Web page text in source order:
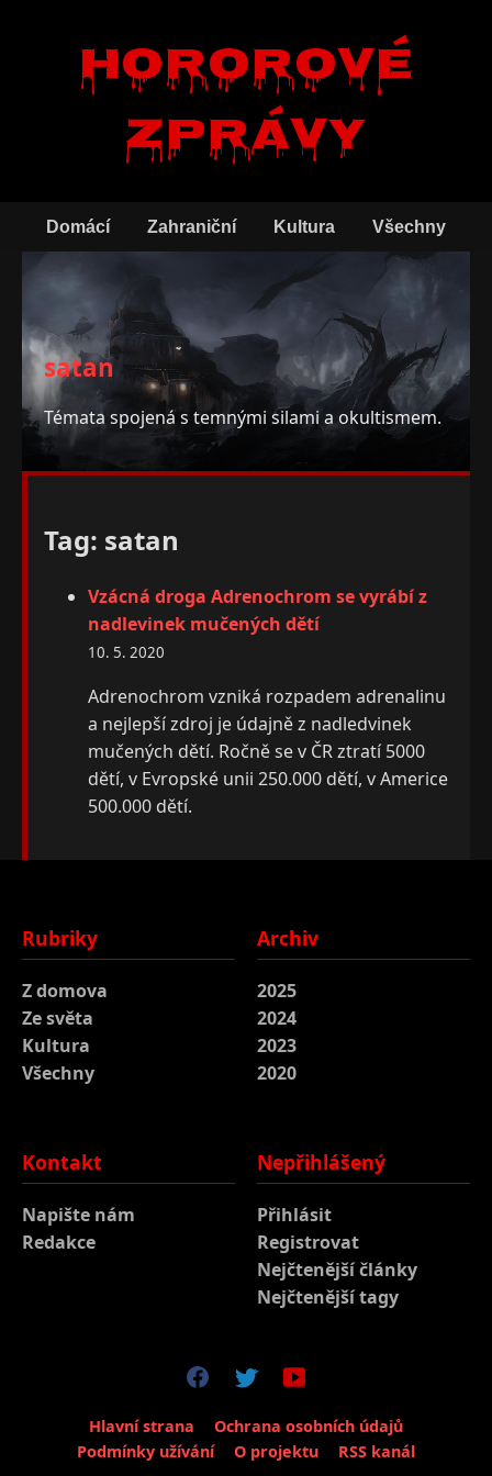
Hororové
zprávy
Domácí Zahraniční Kultura Všechny
satan
Témata spojená s temnými silami a okultismem.
Tag: satan
Vzácná droga Adrenochrom se vyrábí z
nadlevinek mučených dětí
10. 5. 2020
Adrenochrom vzniká rozpadem adrenalinu
a nejlepší zdroj je údajně z nadledvinek
mučených dětí. Ročně se v ČR ztratí 5000
dětí, v Evropské unii 250.000 dětí, v Americe
500.000 dětí.
Rubriky
Z domova
Ze světa
Kultura
Všechny
Archiv
2025
2024
2023
2020
Kontakt
Napište nám
Redakce
Nepřihlášený
Přihlásit
Registrovat
Nejčtenější články
Nejčtenější tagy
Hlavní strana
Ochrana osobních údajů
Podmínky užívání
O projektu RSS kanál